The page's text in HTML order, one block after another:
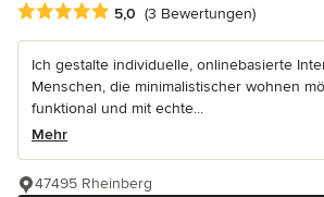
Durchschnittliche Bewertung: 5 von 5
5,0 (3 Bewertungen)
Ich gestalte individuelle, onlinebasierte
Menschen, die minimalistischer wohnen
funktional und mit echte...
Mehr
47495 Rheinberg